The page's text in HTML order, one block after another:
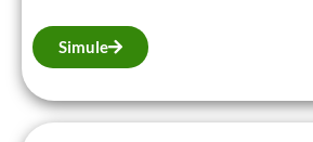
Simule